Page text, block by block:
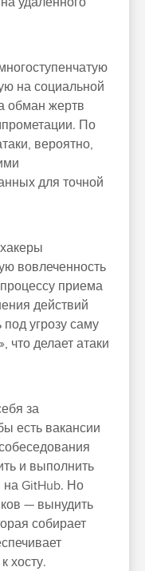
на социальной
обман жертв
По
вероятно,
для точной
вовлеченность
приема
действий
угрозу саму
что делает атаки
за
есть вакансии
и выполнить
на GitHub. Но
— вынудить
собирает
хосту.